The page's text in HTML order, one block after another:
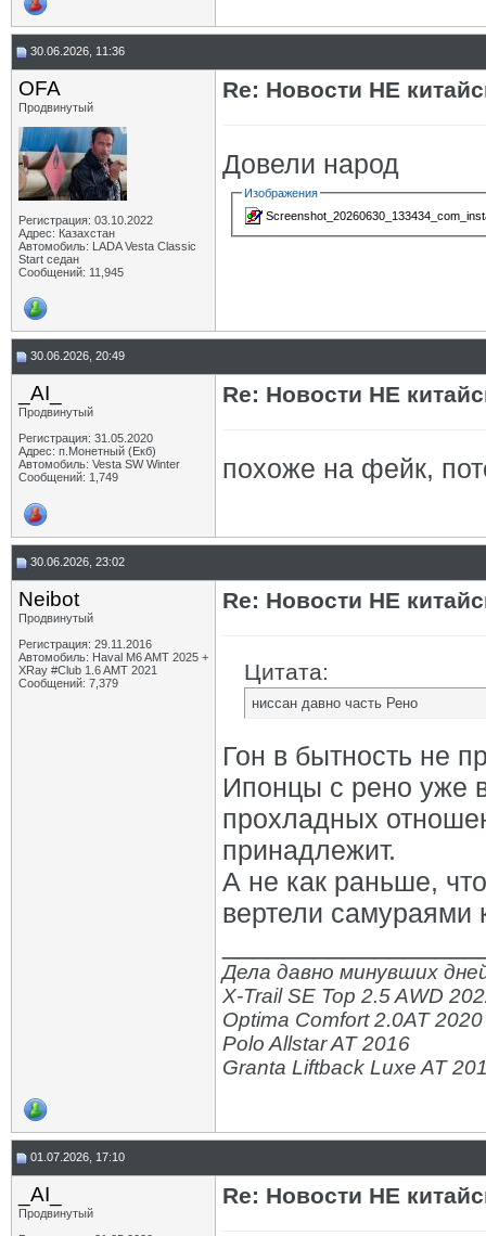
30.06.2026, 11:36
OFA
Продвинутый
Регистрация: 03.10.2022
Адрес: Казахстан
Автомобиль: LADA Vesta Classic
Start седан
Сообщений: 11,945
Re: Новости НЕ
Довели народ
Изображения
30.06.2026, 20:49
_AI_
Продвинутый
Регистрация: 31.05.2020
Адрес: п.Монетный (Екб)
Автомобиль: Vesta SW Winter
Сообщений: 1,749
Re: Новости НЕ
похоже на фейк,
30.06.2026, 23:02
Neibot
Продвинутый
Регистрация: 29.11.2016
Автомобиль: Haval M6 AMT 2025 +
XRay #Club 1.6 AMT 2021
Сообщений: 7,379
Re: Новости НЕ
Цитата:
ниссан давно часть Рено
Гон в бытность не
Ипонцы с рено уже
прохладных
принадлежит.
А не как раньше,
вертели самураями
Дела давно минувших
X-Trail SE Top 2.5 AWD
Optima Comfort 2.0AT 2020
Polo Allstar AT 2016
Granta Liftback Luxe AT
01.07.2026, 17:10
_AI_
Продвинутый
Re: Новости НЕ